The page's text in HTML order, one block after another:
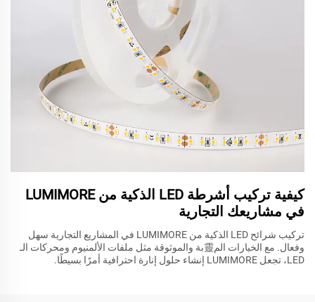
كيفية تركيب أشرطة LED الذكية من LUMIMORE
في مشاريعك التجارية
تركيب شرائح LED الذكية من LUMIMORE في المشاريع التجارية سهل
وفعال. مع الخيارات الم靈بة والموثوقة مثل ملفات الألمنيوم ومحركات الـ
LED، تجعل LUMIMORE إنشاء حلول إنارة احترافية أمرًا بسيطًا.